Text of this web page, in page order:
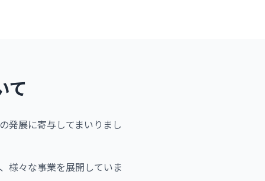
て
発展に寄与してまいりまし
様々な事業を展開していま